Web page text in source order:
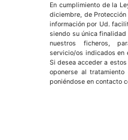
En cumplimiento de la
diciembre, de
información por Ud.
siendo su única
nuestros ficheros,
servicio/os indicados en
Si desea acceder a
oponerse al
poniéndose en contacto